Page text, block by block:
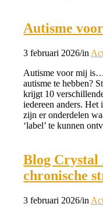
Autisme
3 februari 2026/in
Autisme voor mij
autisme te hebben?
krijgt 10
iedereen anders. Het
zijn er onderdelen
‘label’ te kunnen
Blog
chronische
3 februari 2026/in